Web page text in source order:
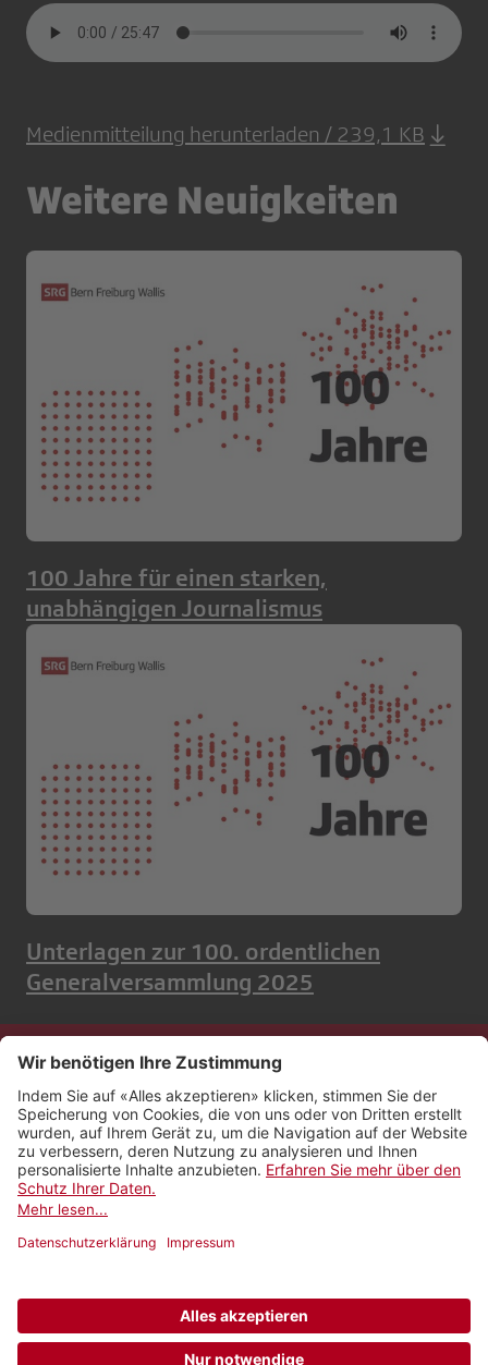
Medienmitteilung herunterladen / 239,1 KB
Weitere Neuigkeiten
100 Jahre für einen starken,
unabhängigen Journalismus
Unterlagen zur 100. ordentlichen
Generalversammlung 2025
Kontakt
Impressum
Rechtliches
Netiquette